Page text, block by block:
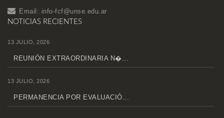
Email: info-fcf@unse.edu.ar
NOTICIAS RECIENTES
13 JULIO, 2026
REUNIÓN EXTRAORDINARIA N�...
13 JULIO, 2026
PERMANENCIA POR EVALUACIÓ...